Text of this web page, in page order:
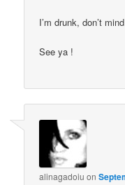
I’m drunk, don’t
See ya !
alinagadoiu on